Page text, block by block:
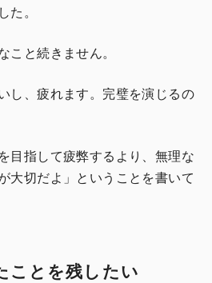
た。
こと続きません。
し、疲れます。完璧を演じるの
目指して疲弊するより、無理な
大切だよ」ということを書いて
ことを残したい